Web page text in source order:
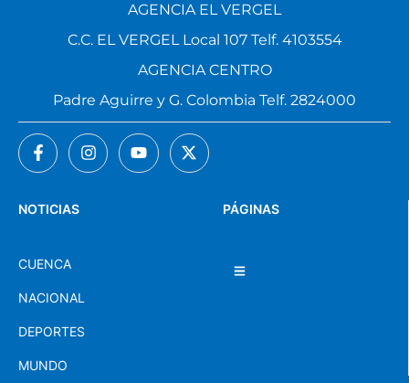
PÁGINAS
NOTICIAS
CUENCA
NACIONAL
DEPORTES
MUNDO
AGENCIA EL VERGEL
C.C. EL VERGEL Local 107 Telf. 4103554
AGENCIA CENTRO
Padre Aguirre y G. Colombia Telf. 2824000